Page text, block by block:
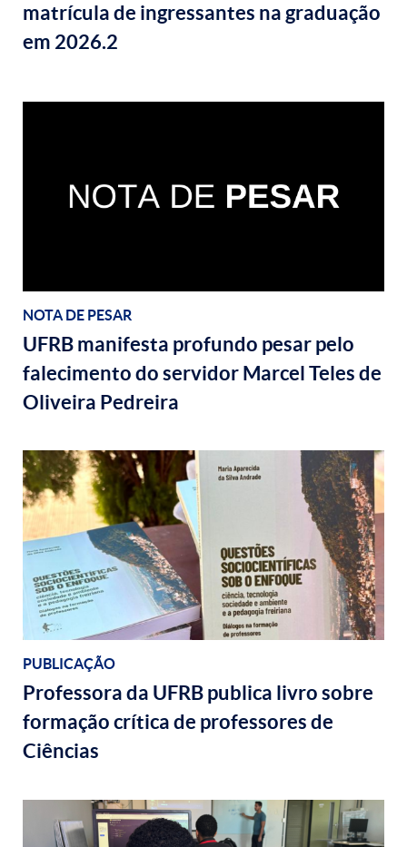
matrícula de ingressantes na graduação
em 2026.2
NOTA DE PESAR
UFRB manifesta profundo pesar pelo
falecimento do servidor Marcel Teles de
Oliveira Pedreira
PUBLICAÇÃO
Professora da UFRB publica livro sobre
formação crítica de professores de
Ciências